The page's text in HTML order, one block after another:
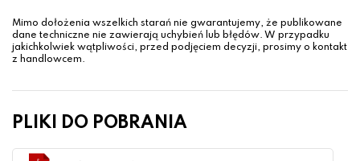
Mimo dołożenia wszelkich starań nie gwarantujemy, że publikowane
dane techniczne nie zawierają uchybień lub błędów. W przypadku
jakichkolwiek wątpliwości, przed podjęciem decyzji, prosimy o kontakt
z handlowcem.
PLIKI DO POBRANIA